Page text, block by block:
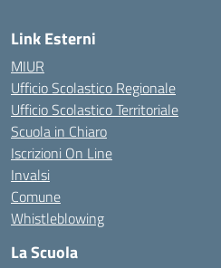
Link Esterni
MIUR
Ufficio Scolastico Regionale
Ufficio Scolastico Territoriale
Scuola in Chiaro
Iscrizioni On Line
Invalsi
Comune
Whistleblowing
La Scuola